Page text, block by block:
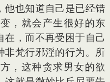
他也知道自己是已经错
，就会产生很好的东
在，而不再受困于自己
非梵行邪淫的行为。所
，这种贪求男女的欲